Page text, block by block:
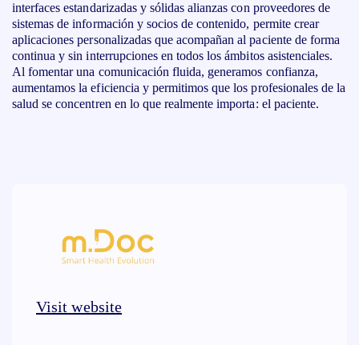
interfaces estandarizadas y sólidas alianzas con proveedores de
sistemas de información y socios de contenido, permite crear
aplicaciones personalizadas que acompañan al paciente de forma
continua y sin interrupciones en todos los ámbitos asistenciales.
Al fomentar una comunicación fluida, generamos confianza,
aumentamos la eficiencia y permitimos que los profesionales de la
salud se concentren en lo que realmente importa: el paciente.
Visit website